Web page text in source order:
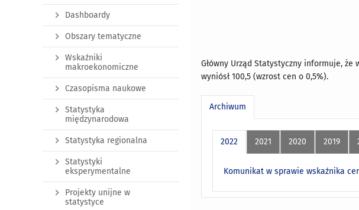
Główny Urząd Statystyczny informuje, że
wyniósł 100,5 (wzrost cen o 0,5%).
Archiwum
2022 2021 2020 2019
Komunikat w sprawie wskaźnika
Dashboardy
Obszary tematyczne
Wskaźniki
makroekonomiczne
Czasopisma naukowe
Statystyka
międzynarodowa
Statystyka regionalna
Statystyki
eksperymentalne
Projekty unijne w
statystyce